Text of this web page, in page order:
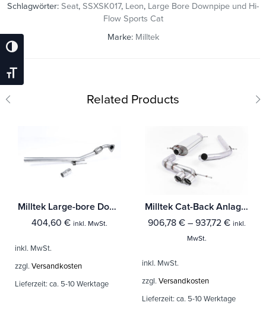
Umschalten Auf Hohe Kontraste
Schrift Vergrößern
Schlagwörter: Seat, SSXSK017, Leon, Large Bore Downpipe und Hi-
Flow Sports Cat
Marke: Milltek
Related Products
Milltek Large-bore Downpipe und De-cat Seat Leon 1.8T Sport und Cupra 180PS
404,60 € inkl. MwSt.
inkl. MwSt.
zzgl. Versandkosten
Lieferzeit: ca. 5-10 Werktage
Milltek Cat-Back Anlage Seat Ibiza Cupra / Bocanegra 1.4 TSI 180PS
906,78 €– 937,72 € inkl.
MwSt.
inkl. MwSt.
zzgl. Versandkosten
Lieferzeit: ca. 5-10 Werktage